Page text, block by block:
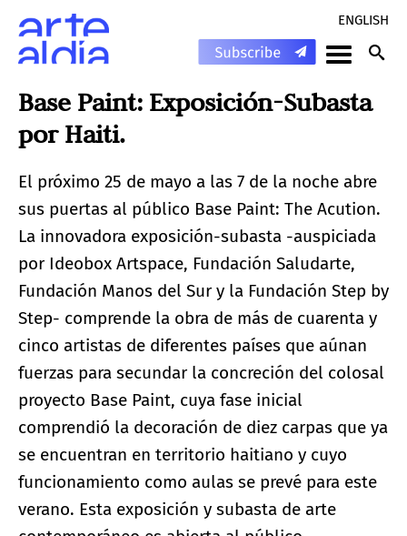
ENGLISH
Base Paint: Exposición-Subasta
por Haiti.
El próximo 25 de mayo a las 7 de la noche abre
sus puertas al público Base Paint: The Acution.
La innovadora exposición-subasta -auspiciada
por Ideobox Artspace, Fundación Saludarte,
Fundación Manos del Sur y la Fundación Step by
Step- comprende la obra de más de cuarenta y
cinco artistas de diferentes países que aúnan
fuerzas para secundar la concreción del colosal
proyecto Base Paint, cuya fase inicial
comprendió la decoración de diez carpas que ya
se encuentran en territorio haitiano y cuyo
funcionamiento como aulas se prevé para este
verano. Esta exposición y subasta de arte